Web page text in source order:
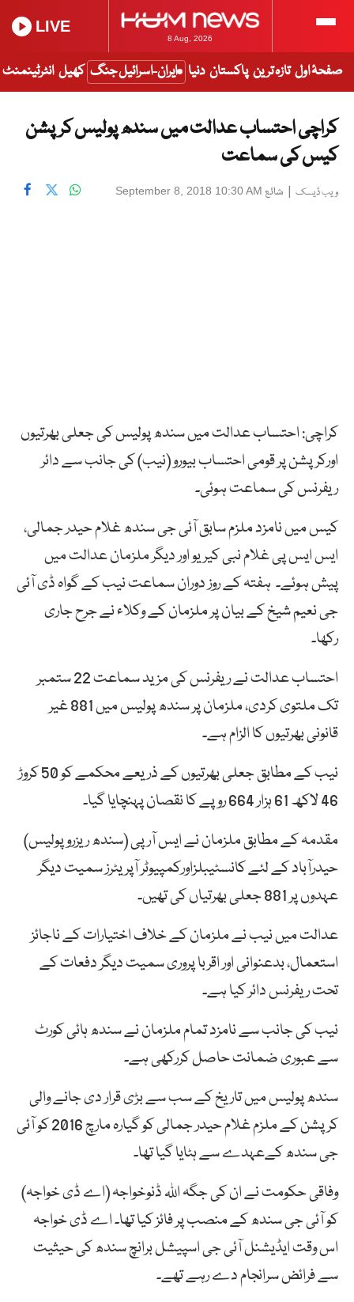
8 Aug, 2026
LIVE
صفحۂ اول تازہ ترین پاکستان دنیا ایران-اسرائیل جنگ کھیل انٹرٹینمنٹ
کراچی احتساب عدالت میں سندھ پولیس کرپشن
کیس کی سماعت
ویب ڈیسک | شائع September 8, 2018 10:30 AM
کراچی: احتساب عدالت میں سندھ پولیس کی جعلی بھرتیوں
اورکرپشن پر قومی احتساب بیورو (نیب) کی جانب سے دائر
ریفرنس کی سماعت ہوئی۔
کیس میں نامزد ملزم سابق آئی جی سندھ غلام حیدر جمالی،
ایس ایس پی غلام نبی کیریو اور دیگر ملزمان عدالت میں
پیش ہوئے۔ ہفتہ کے روز دوران سماعت نیب کے گواہ ڈی آئی
جی نعیم شیخ کے بیان پر ملزمان کے وکلاء نے جرح جاری
رکھا۔
احتساب عدالت نے ریفرنس کی مزید سماعت 22 ستمبر
تک ملتوی کردی، ملزمان پر سندھ پولیس میں 881 غیر
قانونی بھرتیوں کا الزام ہے۔
نیب کے مطابق جعلی بھرتیوں کے ذریعے محکمے کو 50 کروڑ
46 لاکھ 61 ہزار 664 روپے کا نقصان پہنچایا گیا۔
مقدمہ کے مطابق ملزمان نے ایس آر پی (سندھ ریزرو پولیس)
حیدرآباد کے لئے کانسٹیبلزاورکمپیوٹر آپریٹرز سمیت دیگر
عہدوں پر 881 جعلی بھرتیاں کی تھیں۔
عدالت میں نیب نے ملزمان کے خلاف اختیارات کے ناجائز
استعمال، بدعنوانی اور اقربا پروری سمیت دیگر دفعات کے
تحت ریفرنس دائر کیا ہے۔
نیب کی جانب سے نامزد تمام ملزمان نے سندھ ہائی کورٹ
سے عبوری ضمانت حاصل کررکھی ہے۔
سندھ پولیس میں تاریخ کے سب سے بڑی قرار دی جانے والی
کرپشن کے ملزم غلام حیدر جمالی کو گیارہ مارچ 2016 کو آئی
جی سندھ کےعہدے سے ہٹایا گیا تھا۔
وفاقی حکومت نے ان کی جگہ اللہ ڈنوخواجہ (اے ڈی خواجہ)
کو آئی جی سندھ کے منصب پر فائز کیا تھا۔ اے ڈی خواجہ
اس وقت ایڈیشنل آئی جی اسپیشل برانچ سندھ کی حیثیت
سے فرائض سرانجام دے رہے تھے۔